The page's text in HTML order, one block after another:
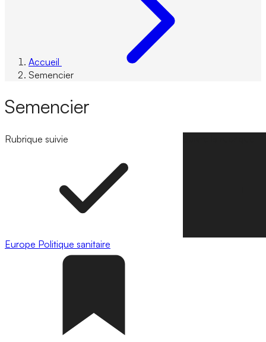
Accueil
Semencier
Semencier
Rubrique suivie
Europe Politique sanitaire